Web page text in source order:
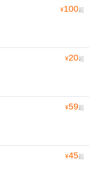
¥100起
¥20起
¥59起
¥45起